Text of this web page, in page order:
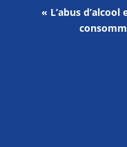
« L’abus